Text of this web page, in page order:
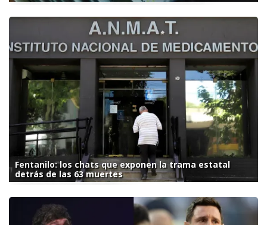
Fentanilo: los chats que exponen la trama estatal
detrás de las 63 muertes